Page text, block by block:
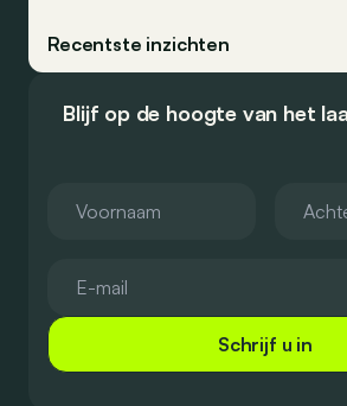
Recentste inzichten
Blijf op de hoogte van het
Schrijf u in